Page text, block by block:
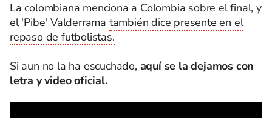
La colombiana menciona a Colombia sobre el final, y
el 'Pibe' Valderrama también dice presente en el
repaso de futbolistas.
Si aun no la ha escuchado, aquí se la dejamos con
letra y video oficial.